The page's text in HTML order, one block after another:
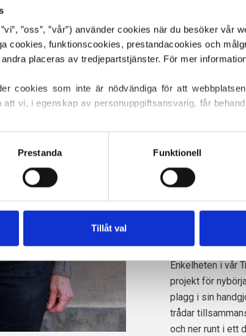
”oss”, ”vår”) använder cookies när du besöker vår
cookies, funktionscookies, prestandacookies och
cookies som inte är nödvändiga för att
vi, i egenskap av personuppgiftsansvarig, får
ditt samtycke via vår cookiepolicy, där du
Prestanda Funktionell
Tillåt val
SPRÅKET
JAG
Handla för
Beställningar
Enkelheten i vår
projekt för
plagg i sin
trådar
och ner runt i ett